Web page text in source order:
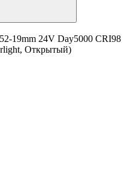
19mm 24V Day5000 CRI98
Открытый)